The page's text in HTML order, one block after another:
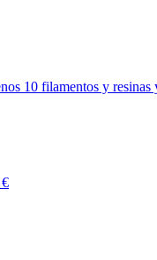
10 filamentos y